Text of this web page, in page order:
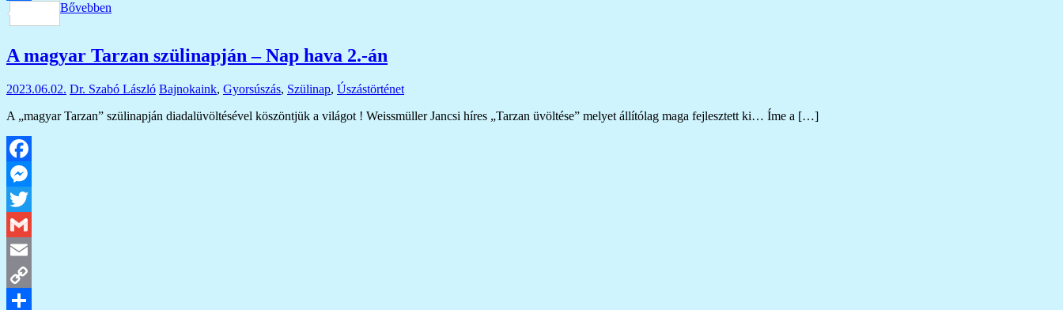
Link
Ossza
Bővebben
A magyar Tarzan szülinapján – Nap hava 2.-án
2023.06.02. Dr. Szabó László Bajnokaink, Gyorsúszás, Szülinap, Úszástörténet
A „magyar Tarzan” szülinapján diadalüvöltésével köszöntjük a világot ! Weissmüller Jancsi híres „Tarzan üvöltése” melyet állítólag maga fejlesztett ki… Íme a […]
Facebook
Messenger
Twitter
Gmail
Email
Copy